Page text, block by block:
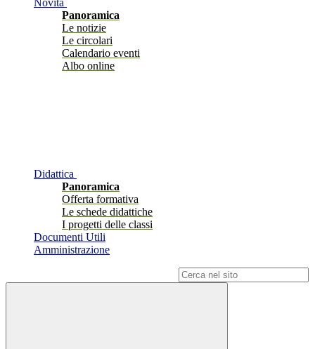
Novità
Panoramica
Le notizie
Le circolari
Calendario eventi
Albo online
Didattica
Panoramica
Offerta formativa
Le schede didattiche
I progetti delle classi
Documenti Utili
Amministrazione